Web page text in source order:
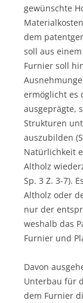
gewünschte
dem
soll aus
Furnier soll
ermöglicht es
ausgeprägte,
Strukturen
auszubilden
Natürlichkeit
Altholz
Sp. 3 Z. 3-7).
Altholz oder
nur der
weshalb das
Furnier und
Davon
Unterbau für
dem Furnier